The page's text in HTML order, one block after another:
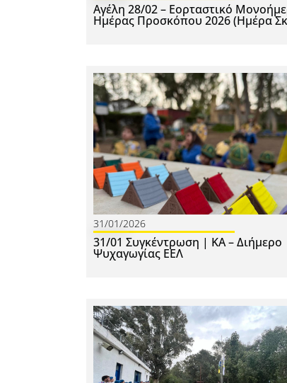
Αγέλη 28/02 – Εορταστικό
Ημέρας Προσκόπου 2026 (Ημέρα
31/01/2026
31/01 Συγκέντρωση | ΚΑ – Διήμερο
Ψυχαγωγίας ΕΕΛ